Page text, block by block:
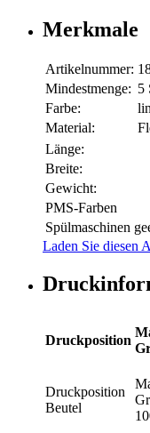
Merkmale
Artikelnummer:
Mindestmenge: 5
Farbe:
Material:
Länge:
Breite:
Gewicht:
PMS-Farben
Spülmaschinen
Laden Sie diesen
Druckposition
Druckposition
Beutel